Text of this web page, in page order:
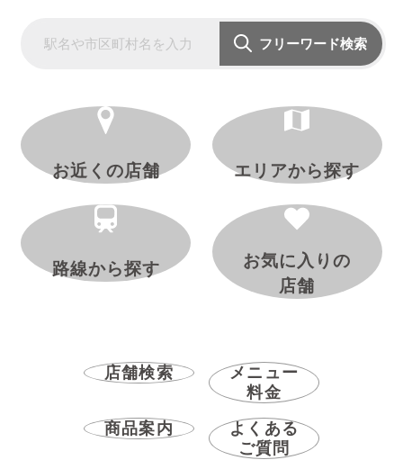
フリーワード検索
お近くの店舗 エリアから探す
路線から探す
お気に入りの
店舗
店舗検索
メニュー
料金
商品案内
よくある
ご質問